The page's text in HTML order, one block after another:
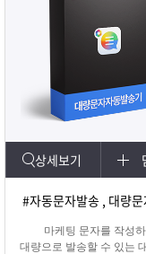
상세보기
#자동문자발송 , 대량
마케팅 문자를 작성
대량으로 발송할 수 있는